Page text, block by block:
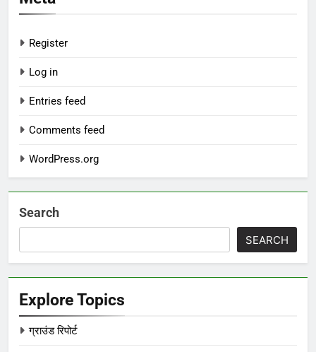
Register
Log in
Entries feed
Comments feed
WordPress.org
Search
SEARCH
Explore Topics
ग्राउंड रिपोर्ट